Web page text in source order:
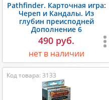
Pathfinder. Карточная игра:
Череп и Кандалы. Из
глубин преисподней
Дополнение 6
490 руб.
нет в наличии
Код товара: 3133